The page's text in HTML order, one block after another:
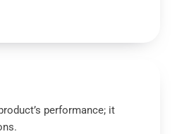
performance; it